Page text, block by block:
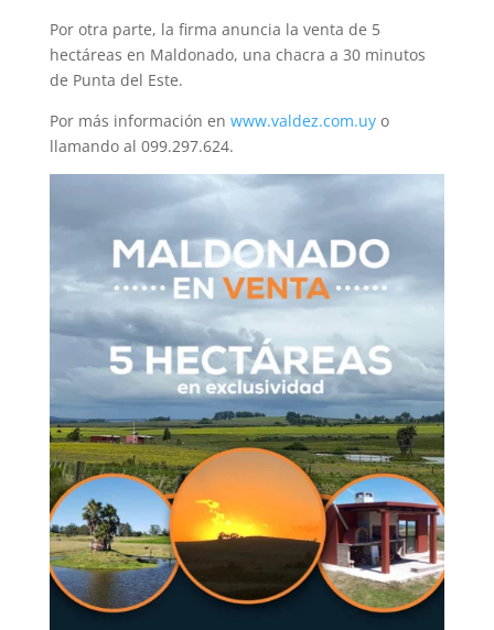
Por otra parte, la firma anuncia la venta de 5
hectáreas en Maldonado, una chacra a 30 minutos
de Punta del Este.
Por más información en www.valdez.com.uyo
llamando al 099.297.624.